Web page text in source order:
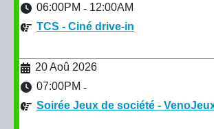
06:00PM - 12:00AM
TCS - Ciné drive-in
20 Aoû 2026
07:00PM -
Soirée Jeux de société -